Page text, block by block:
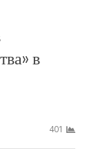
в
401